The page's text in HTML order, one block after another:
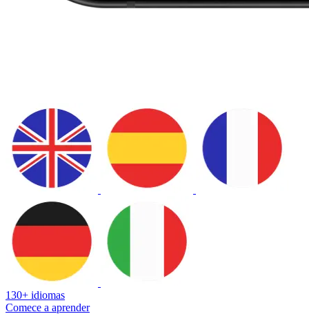
130+ idiomas
Comece a aprender